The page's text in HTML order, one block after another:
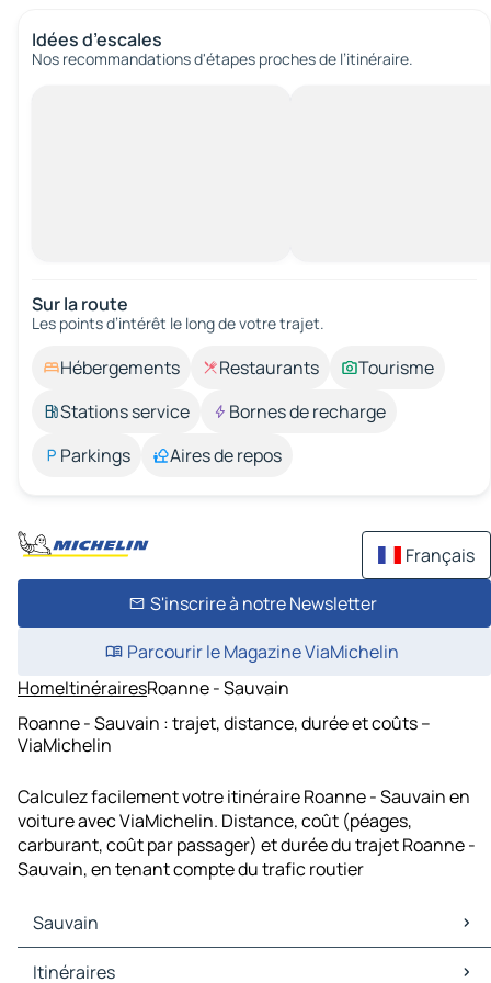
Idées d’escales
Nos recommandations d'étapes proches de l’itinéraire.
Sur la route
Les points d’intérêt le long de votre trajet.
Hébergements Restaurants
Tourisme
Stations service
Bornes de recharge
Parkings
Aires de repos
Français
S'inscrire à notre Newsletter
Parcourir le Magazine ViaMichelin
HomeItinérairesRoanne - Sauvain
Roanne - Sauvain : trajet, distance, durée et coûts –
ViaMichelin
Calculez facilement votre itinéraire Roanne - Sauvain en
voiture avec ViaMichelin. Distance, coût (péages,
carburant, coût par passager) et durée du trajet Roanne -
Sauvain, en tenant compte du trafic routier
Sauvain
Sauvain Cartes et plans
Itinéraires